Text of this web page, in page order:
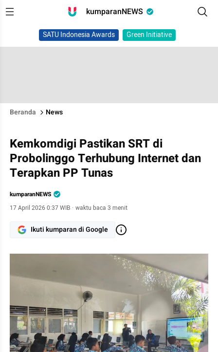
kumparanNEWS
SATU Indonesia Awards Green Initiative
Beranda News
Kemkomdigi Pastikan SRT di
Probolinggo Terhubung Internet dan
Terapkan PP Tunas
kumparanNEWS
17 April 2026 0:37 WIB · waktu baca 3 menit
Ikuti kumparan di Google